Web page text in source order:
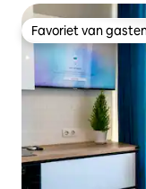
Favoriet van
Favoriet van